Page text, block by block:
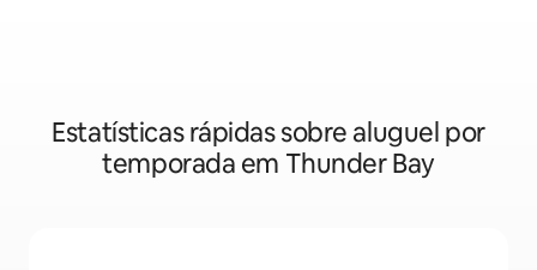
Estatísticas rápidas sobre aluguel por
temporada em Thunder Bay